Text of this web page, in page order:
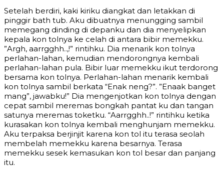
Setelah berdiri, kaki kiriku diangkat dan letakkan di
pinggir bath tub. Aku dibuatnya menungging sambil
memegang dinding di depanku dan dia menyelipkan
kepala kon tolnya ke celah di antara bibir memekku.
”Argh, aarrgghh..,!” rintihku. Dia menarik kon tolnya
perlahan-lahan, kemudian mendorongnya kembali
perlahan-lahan pula. Bibir luar memekku ikut terdorong
bersama kon tolnya. Perlahan-lahan menarik kembali
kon tolnya sambil berkata “Enak neng?”. ”Enaak banget
mang”, jawabku!” Dia mengenjotkan kon tolnya dengan
cepat sambil meremas bongkah pantat ku dan tangan
satunya meremas toketku. “Aarrgghh..!” rintihku ketika
kurasakan kon tolnya kembali menghunjam memekku.
Aku terpaksa berjinjit karena kon tol itu terasa seolah
membelah memekku karena besarnya. Terasa
memekku sesek kemasukan kon tol besar dan panjang
itu.